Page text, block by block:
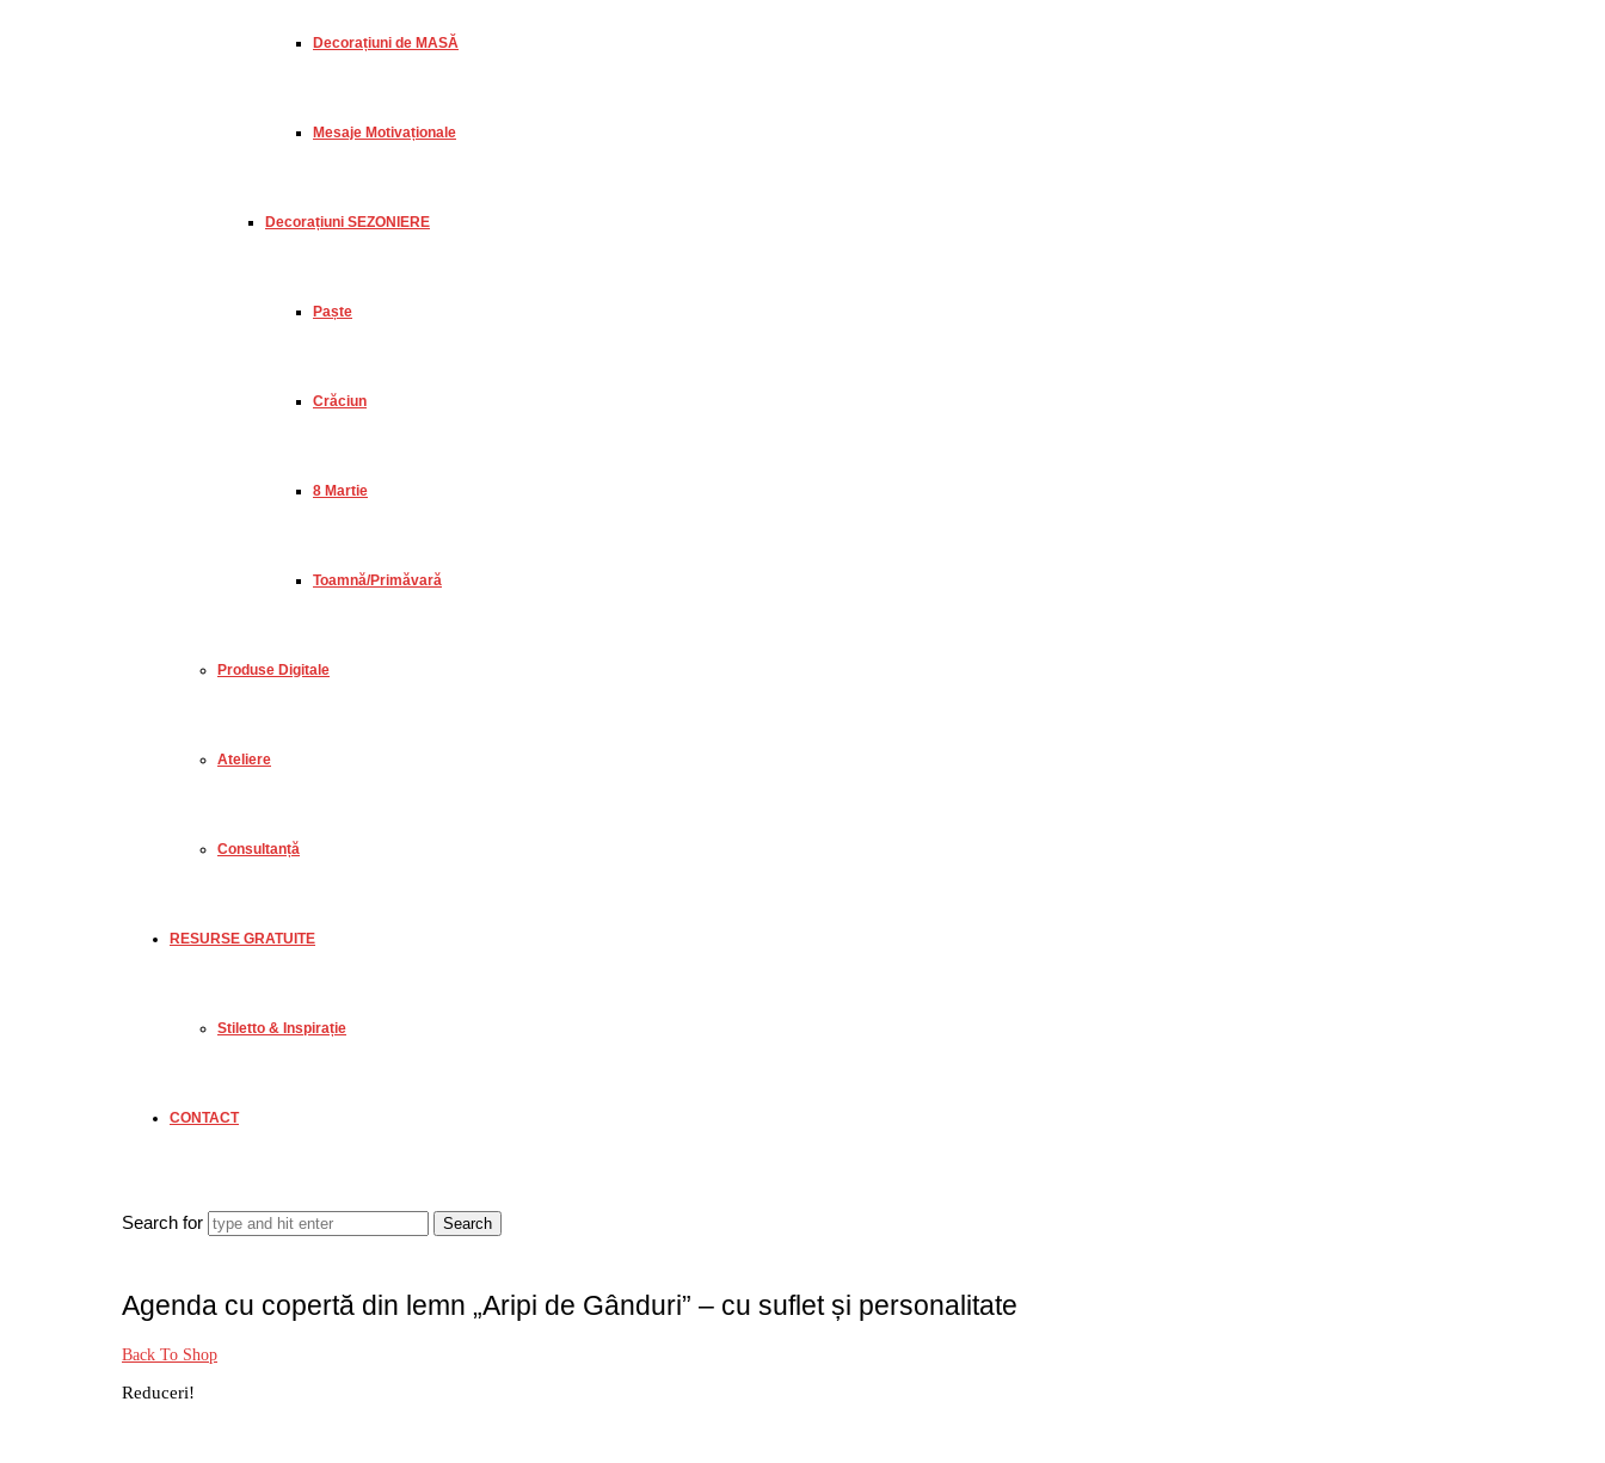
Decorațiuni de MASĂ
Mesaje Motivaționale
Decorațiuni SEZONIERE
Paște
Crăciun
8 Martie
Toamnă/Primăvară
Produse Digitale
Ateliere
Consultanță
RESURSE GRATUITE
Stiletto & Inspirație
CONTACT
Search for
Agenda cu copertă din lemn „Aripi de Gânduri” – cu suflet și personalitate
Back To Shop
Reduceri!